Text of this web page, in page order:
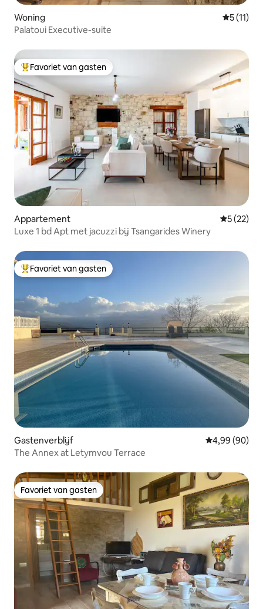
Woning
5 (11)
Palatoui Executive-suite
Topfavoriet van gasten
Favoriet van gasten
Appartement
5 (22)
Luxe 1 bd Apt met jacuzzi bij Tsangarides Winery
Topfavoriet van gasten
Favoriet van gasten
Gastenverblijf Gemiddelde
4,99 (90)
The Annex at Letymvou Terrace
Favoriet van gasten
Favoriet van gasten